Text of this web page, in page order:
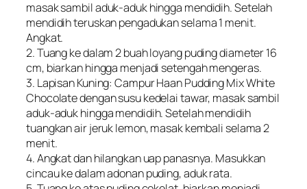
masak sambil aduk-aduk hingga mendidih. Setelah
mendidih teruskan pengadukan selama 1 menit.
Angkat.
2. Tuang ke dalam 2 buah loyang puding diameter 16
cm, biarkan hingga menjadi setengah mengeras.
3. Lapisan Kuning: Campur Haan Pudding Mix White
Chocolate dengan susu kedelai tawar, masak sambil
aduk-aduk hingga mendidih. Setelah mendidih
tuangkan air jeruk lemon, masak kembali selama 2
menit.
4. Angkat dan hilangkan uap panasnya. Masukkan
cincau ke dalam adonan puding, aduk rata.